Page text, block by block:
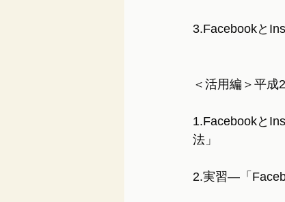
3.Facebookと
＜活用編＞平成
1.Facebookと
法」
2.実習―「